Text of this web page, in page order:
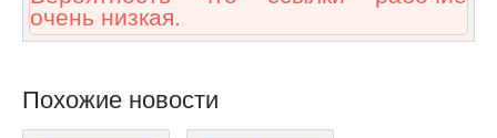
очень низкая.
Похожие новости